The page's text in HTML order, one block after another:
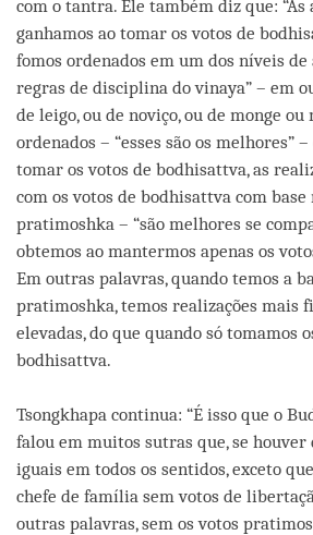
com o tantra. Ele também diz que: “As
ganhamos ao tomar os votos de
fomos ordenados em um dos níveis de
regras de disciplina do vinaya” – em
de leigo, ou de noviço, ou de monge
ordenados – “esses são os melhores”
tomar os votos de bodhisattva, as
com os votos de bodhisattva com base
pratimoshka – “são melhores se
obtemos ao mantermos apenas os
Em outras palavras, quando temos a
pratimoshka, temos realizações mais
elevadas, do que quando só tomamos
bodhisattva.
Tsongkhapa continua: “É isso que o
falou em muitos sutras que, se
iguais em todos os sentidos, exceto
chefe de família sem votos de
outras palavras, sem os votos